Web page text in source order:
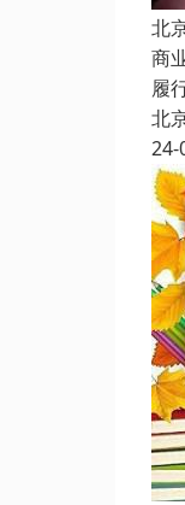
北
商
履
北
24-